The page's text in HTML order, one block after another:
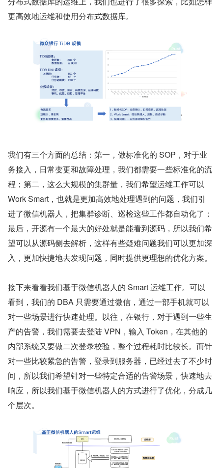
更高效地运维和使用分布式数据库。
我们有三个方面的总结：第一，做标准化的 SOP，对于业
务接入，日常变更和故障处理，我们都需要一些标准化的流
程；第二，这么大规模的集群量，我们希望运维工作可以
Work Smart，也就是更加高效地处理遇到的问题，我们引
进了微信机器人，把集群诊断、巡检这些工作都自动化了；
最后，开源有一个最大的好处就是能看到源码，所以我们希
望可以从源码侧去解析，这样有些疑难问题我们可以更加深
入，更加快捷地去发现问题，同时提供更理想的优化方案。
接下来看看我们基于微信机器人的 Smart 运维工作。可以
看到，我们的 DBA 只需要通过微信，通过一部手机就可以
对一些场景进行快速处理。以往，在银行，对于遇到一些生
产的告警，我们需要去登陆 VPN，输入 Token，在其他的
内部系统又要做二次登录校验，整个过程耗时比较长。而针
对一些比较紧急的告警，登录到服务器，已经过去了不少时
间，所以我们希望针对一些特定合适的告警场景，快速地去
响应，所以我们基于微信机器人的方式进行了优化，分成几
个层次。